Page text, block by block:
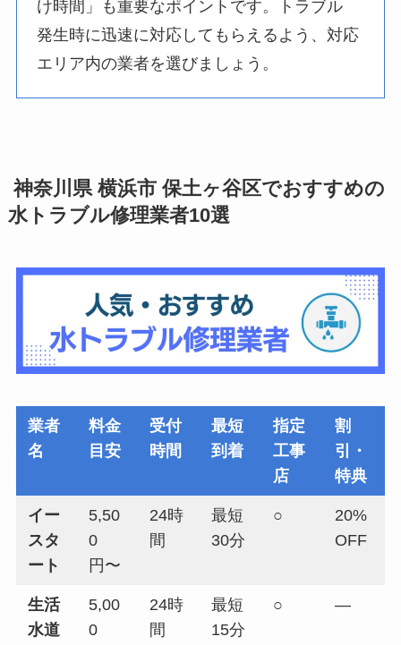
け時間」も重要なポイントです。トラブル
発生時に迅速に対応してもらえるよう、対応
エリア内の業者を選びましょう。
神奈川県 横浜市 保土ヶ谷区でおすすめの
水トラブル修理業者10選
業者
名
料金
目安
受付
時間
最短
到着
指定
工事
店
割
引・
特典
イー
スタ
ート
5,50
0
円〜
24時
間
最短
30分
○
20%
OFF
生活
水道
5,00
0
24時
間
最短
15分
○ —